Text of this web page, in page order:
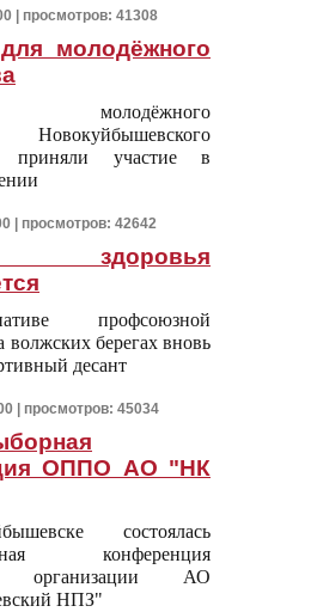
| просмотров: 41308
молодёжного
молодёжного
Новокуйбышевского
участие в
| просмотров: 42642
здоровья
профсоюзной
волжских берегах вновь
десант
| просмотров: 45034
ОППО АО "НК
состоялась
конференция
организации АО
НПЗ"